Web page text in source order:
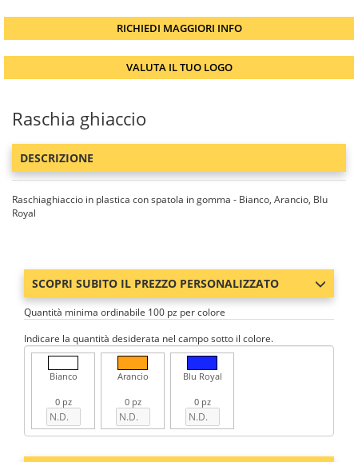
RICHIEDI MAGGIORI INFO
VALUTA IL TUO LOGO
Raschia ghiaccio
DESCRIZIONE
Raschiaghiaccio in plastica con spatola in gomma - Bianco, Arancio, Blu
Royal
SCOPRI SUBITO IL PREZZO PERSONALIZZATO
Quantità minima ordinabile 100 pz per colore
Indicare la quantità desiderata nel campo sotto il colore.
Bianco
0 pz
Arancio
0 pz
Blu Royal
0 pz